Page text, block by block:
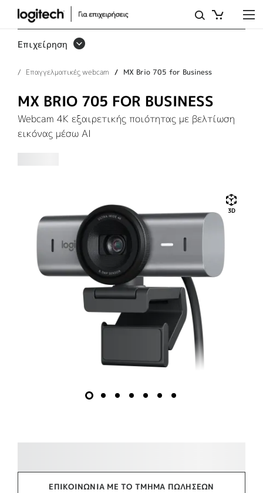
MX
BRIO
705
FOR
BUSINESS
Επιχείρηση
Επαγγελματικές webcam MX Brio 705 for Business
MX BRIO 705 FOR BUSINESS
Webcam 4K εξαιρετικής ποιότητας με βελτίωση
εικόνας μέσω AI
3D
ΕΠΙΚΟΙΝΩΝΊΑ ΜΕ ΤΟ ΤΜΉΜΑ ΠΩΛΉΣΕΩΝ